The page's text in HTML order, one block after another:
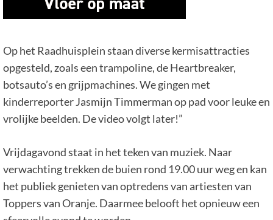
Op het Raadhuisplein staan diverse kermisattracties
opgesteld, zoals een trampoline, de Heartbreaker,
botsauto’s en grijpmachines. We gingen met
kinderreporter Jasmijn Timmerman op pad voor leuke en
vrolijke beelden. De video volgt later!”
Vrijdagavond staat in het teken van muziek. Naar
verwachting trekken de buien rond 19.00 uur weg en kan
het publiek genieten van optredens van artiesten van
Toppers van Oranje. Daarmee belooft het opnieuw een